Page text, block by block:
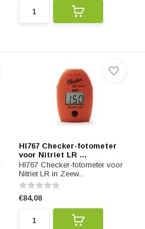
HI767 Checker-fotometer
voor Nitriet LR ...
HI767 Checker-fotometer voor
Nitriet LR in Zeew...
€84,08